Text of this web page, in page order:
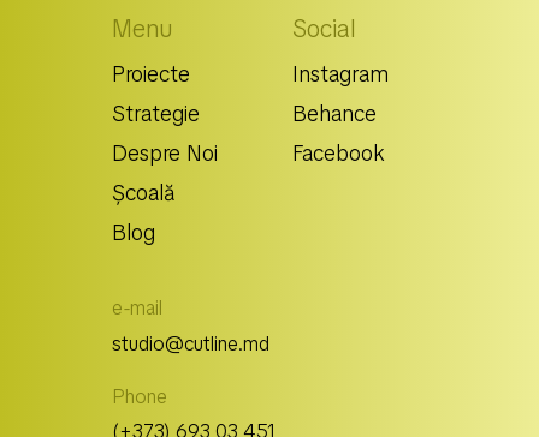
e-mail
studio@cutline.md
Phone
Menu
Blog
Școală
Despre Noi
Strategie
Proiecte
Social
Facebook
Behance
Instagram